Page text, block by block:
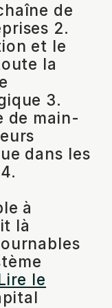
de
2.
et le
la
3.
de main-
dans les
à
là
le